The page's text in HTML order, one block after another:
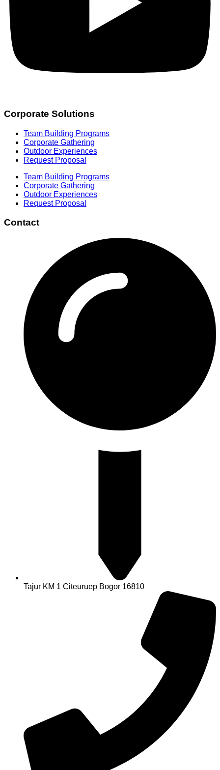
Corporate Solutions
Team Building Programs
Corporate Gathering
Outdoor Experiences
Request Proposal
Team Building Programs
Corporate Gathering
Outdoor Experiences
Request Proposal
Contact
Tajur KM 1 Citeuruep Bogor 16810